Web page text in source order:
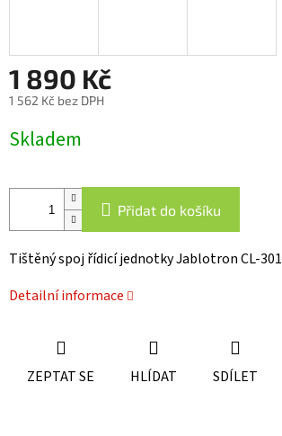
1 890 Kč
1 562 Kč bez DPH
cena:
Skladem
Přidat do košíku
Tištěný spoj řídicí jednotky Jablotron CL-301
Detailní informace
ZEPTAT SE HLÍDAT SDÍLET